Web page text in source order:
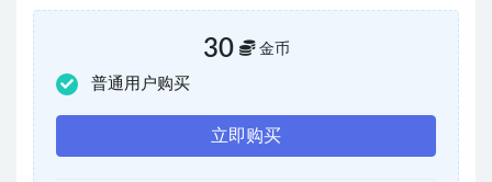
30 金币
普通用户购买
立即购买